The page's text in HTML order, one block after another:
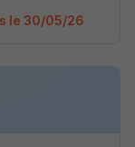
le 30/05/26